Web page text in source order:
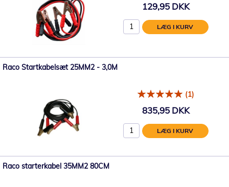
129,95 DKK
LÆG I KURV
Raco Startkabelsæt 25MM2 - 3,0M
(1)
835,95 DKK
LÆG I KURV
Raco starterkabel 35MM2 80CM